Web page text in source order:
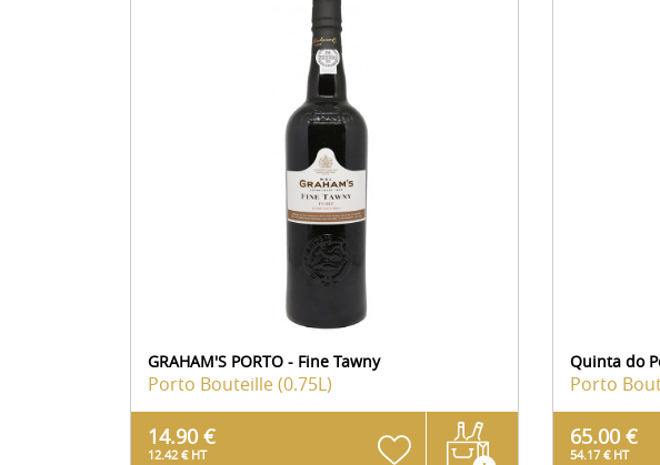
GRAHAM'S PORTO - Fine Tawny
Porto Bouteille (0.75L)
14.90 €
12.42 € HT
Quinta do
Porto
65.00 €
54.17 € HT